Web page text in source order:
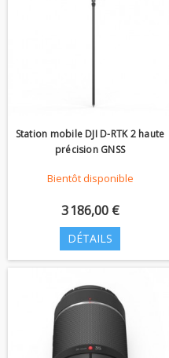
Station mobile DJI D-RTK 2 haute
précision GNSS
Bientôt disponible
3 186,00 €
DÉTAILS